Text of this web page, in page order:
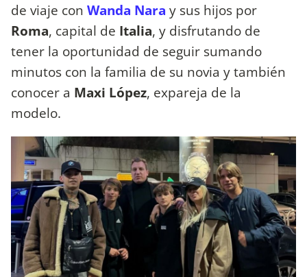
de viaje con Wanda Nara y sus hijos por
Roma, capital de Italia, y disfrutando de
tener la oportunidad de seguir sumando
minutos con la familia de su novia y también
conocer a Maxi López, expareja de la
modelo.